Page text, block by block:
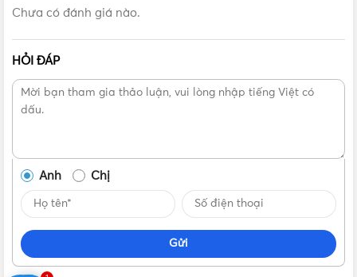
Thiết bị có điện áp định mức là 230V và điện áp làm việc
Thiết bị chống sét lan truyền BBDT2321BV có 2 chế độ hiển
thị trạng thái hoạt động. Khi SPD hiển thị màu xanh lá
vấn đề hư hỏng, không thể hoạt động và cần được thay
thế.
Với những tính năng độc đáo mà thiết bị chống sét lan
truyền BBDT2321BV mang lại thì đây chắc hẳn là một sản
phẩm vô cùng thiết yếu để bảo vệ cho sự an toàn của bạn
và gia đình.
Chưa có đánh giá nào.
HỎI ĐÁP
Anh Chị
Gửi